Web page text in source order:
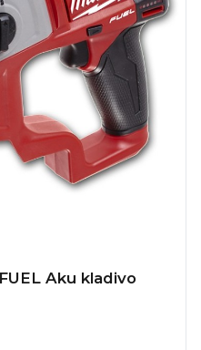
Aku kladivo